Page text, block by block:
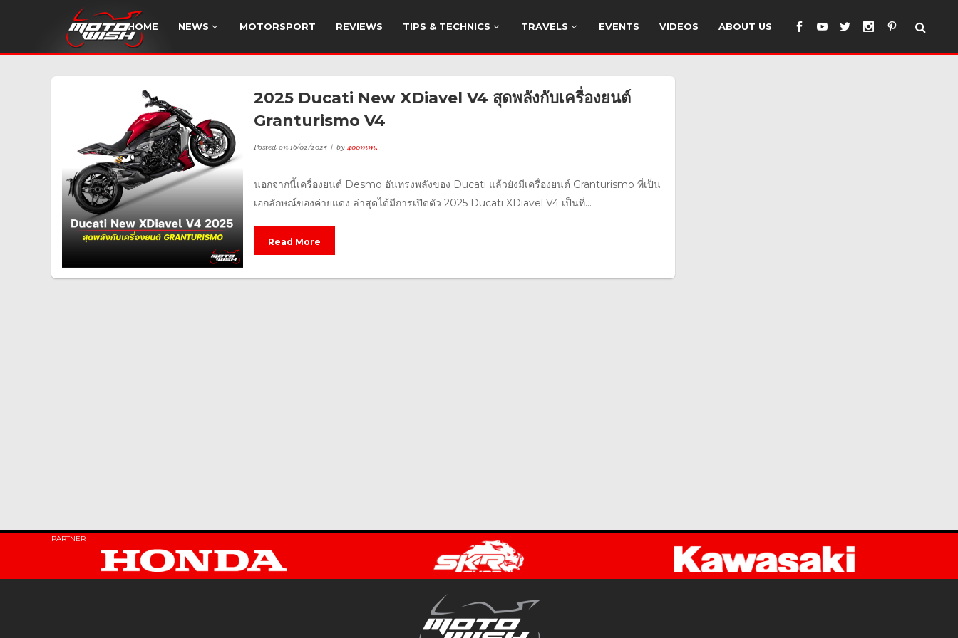
HOME NEWS MOTORSPORT REVIEWS TIPS & TECHNICS TRAVELS EVENTS VIDEOS ABOUT US
2025 Ducati New XDiavel V4 สุดพลังกับเครื่องยนต์
Granturismo V4
Posted on16/02/2025 by400mm.
นอกจากนี้เครื่องยนต์ Desmo อันทรงพลังของ Ducati แล้วยังมีเครื่องยนต์ Granturismo ที่เป็น
เอกลักษณ์ของค่ายแดง ล่าสุดได้มีการเปิดตัว 2025 Ducati XDiavel V4 เป็นที่...
Read More
PARTNER